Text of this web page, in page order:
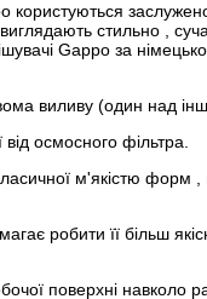
користуються
стильно ,
Gappo за
виливу (один над
осмосного фільтра.
м'якістю форм ,
робити її більш
поверхні навколо